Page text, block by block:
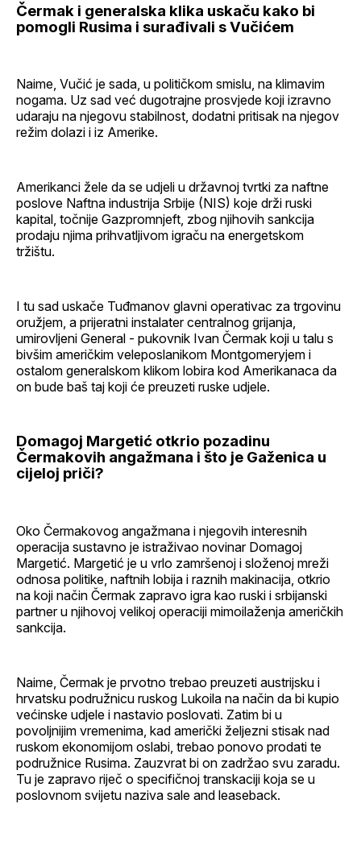
Čermak i generalska klika uskaču kako bi
pomogli Rusima i surađivali s Vučićem
Naime, Vučić je sada, u političkom smislu, na klimavim
nogama. Uz sad već dugotrajne prosvjede koji izravno
udaraju na njegovu stabilnost, dodatni pritisak na njegov
režim dolazi i iz Amerike.
Amerikanci žele da se udjeli u državnoj tvrtki za naftne
poslove Naftna industrija Srbije (NIS) koje drži ruski
kapital, točnije Gazpromnjeft, zbog njihovih sankcija
prodaju njima prihvatljivom igraču na energetskom
tržištu.
I tu sad uskače Tuđmanov glavni operativac za trgovinu
oružjem, a prijeratni instalater centralnog grijanja,
umirovljeni General - pukovnik Ivan Čermak koji u talu s
bivšim američkim veleposlanikom Montgomeryjem i
ostalom generalskom klikom lobira kod Amerikanaca da
on bude baš taj koji će preuzeti ruske udjele.
Domagoj Margetić otkrio pozadinu
Čermakovih angažmana i što je Gaženica u
cijeloj priči?
Oko Čermakovog angažmana i njegovih interesnih
operacija sustavno je istraživao novinar Domagoj
Margetić. Margetić je u vrlo zamršenoj i složenoj mreži
odnosa politike, naftnih lobija i raznih makinacija, otkrio
na koji način Čermak zapravo igra kao ruski i srbijanski
partner u njihovoj velikoj operaciji mimoilaženja američkih
sankcija.
Naime, Čermak je prvotno trebao preuzeti austrijsku i
hrvatsku podružnicu ruskog Lukoila na način da bi kupio
većinske udjele i nastavio poslovati. Zatim bi u
povoljnijim vremenima, kad američki željezni stisak nad
ruskom ekonomijom oslabi, trebao ponovo prodati te
podružnice Rusima. Zauzvrat bi on zadržao svu zaradu.
Tu je zapravo riječ o specifičnoj transkaciji koja se u
poslovnom svijetu naziva sale and leaseback.